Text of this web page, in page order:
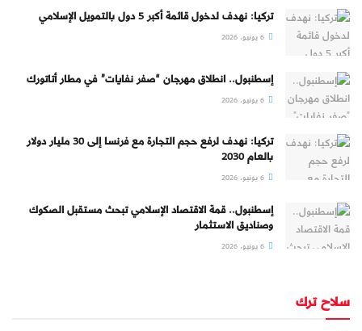
تركيا: نهدف لدخول قائمة أكبر 5 دول بالتمويل الإسلامي
إسطنبول.. انطلاق مهرجان “صفر نفايات” في مطار أتاتورك
تركيا: نهدف لرفع حجم التجارة مع فرنسا إلى 30 مليار دولار
بالعام 2030
إسطنبول.. قمة الاقتصاد الإسلامي تبحث مستقبل الصكوك
وصناديق الاستثمار
سلاح ترك